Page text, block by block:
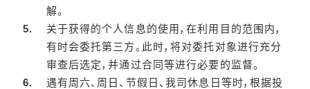
解。
关于获得的个人信息的使用，在利用目的范围内，
有时会委托第三方。此时，将对委托对象进行充分
审查后选定，并通过合同等进行必要的监督。
遇有周六、周日、节假日、我司休息日等时，根据投